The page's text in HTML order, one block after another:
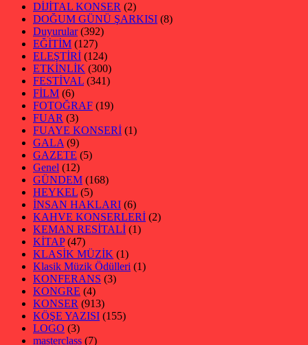
DİJİTAL KONSER (2)
DOĞUM GÜNÜ ŞARKISI (8)
Duyurular(392)
EĞİTİM (127)
ELEŞTİRİ (124)
ETKİNLİK (300)
FESTİVAL (341)
FİLM (6)
FOTOĞRAF (19)
FUAR (3)
FUAYE KONSERİ (1)
GALA (9)
GAZETE (5)
Genel (12)
GÜNDEM (168)
HEYKEL (5)
İNSAN HAKLARI (6)
KAHVE KONSERLERİ (2)
KEMAN RESİTALİ (1)
KİTAP(47)
KLASİK MÜZİK (1)
Klasik Müzik Ödülleri (1)
KONFERANS (3)
KONGRE (4)
KONSER (913)
KÖŞE YAZISI (155)
LOGO (3)
masterclass (7)